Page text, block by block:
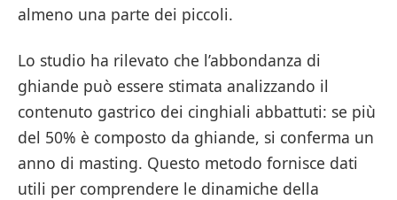
almeno una parte dei piccoli.
Lo studio ha rilevato che l’abbondanza di
ghiande può essere stimata analizzando il
contenuto gastrico dei cinghiali abbattuti: se più
del 50% è composto da ghiande, si conferma un
anno di masting. Questo metodo fornisce dati
utili per comprendere le dinamiche della